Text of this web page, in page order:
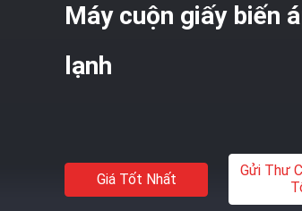
Máy cuộn giấy biến
lạnh
Giá Tốt Nhất
Gửi Thư